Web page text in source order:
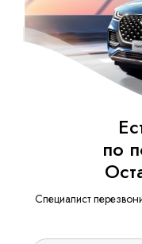
по
Специалист